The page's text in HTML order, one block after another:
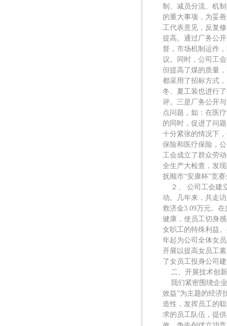
制、减员分流、机
的重大事项，为妥
工代表意见，反复
提高。通过厂务公
督，市场机制运作
议。同时，公司工
但提高了煤的质量
都采用了招标方式
冬、夏工装也进行
评。三是厂务公开
点问题，如：在医
的同时，促进了问
十分紧张的情况下
保险和医疗保险，
工会成立了群众劳
全生产大检查，发
抚顺市“安康杯”竞
２、 公司工会建
动。几年来，共走
救济金3.09万元。
健康，使员工切身
女职工的特殊利益
年起为公司全体女
开展以提高女员工
了女员工投身公司
二、开展技术创新
我们紧密围绕企业
效益”为主题的经济
造性，发挥员工的
求的员工队伍，提